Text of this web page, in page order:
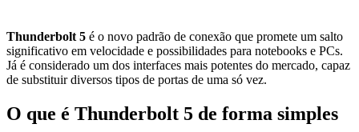
Thunderbolt 5 é o novo padrão de conexão que promete um salto
significativo em velocidade e possibilidades para notebooks e PCs.
Já é considerado um dos interfaces mais potentes do mercado, capaz
de substituir diversos tipos de portas de uma só vez.
O que é Thunderbolt 5 de forma simples